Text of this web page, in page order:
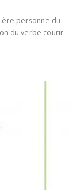
personne du
du verbe courir